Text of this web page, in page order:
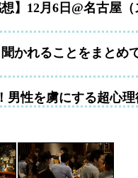
想】12月6日@名古屋（
かれることをまとめ
男性を虜にする超心理